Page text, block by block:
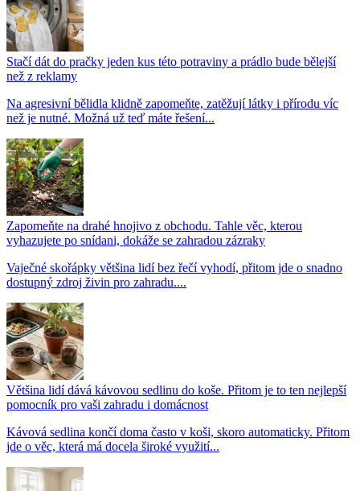
Stačí dát do pračky jeden kus této potraviny a prádlo bude bělejší
než z reklamy
Na agresivní bělidla klidně zapomeňte, zatěžují látky i přírodu víc
než je nutné. Možná už teď máte řešení...
Zapomeňte na drahé hnojivo z obchodu. Tahle věc, kterou
vyhazujete po snídani, dokáže se zahradou zázraky
Vaječné skořápky většina lidí bez řečí vyhodí, přitom jde o snadno
dostupný zdroj živin pro zahradu....
Většina lidí dává kávovou sedlinu do koše. Přitom je to ten nejlepší
pomocník pro vaši zahradu i domácnost
Kávová sedlina končí doma často v koši, skoro automaticky. Přitom
jde o věc, která má docela široké využití...